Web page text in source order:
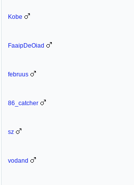
Kobe
FaaipDeOiad
februus
86_catcher
sz
vodand